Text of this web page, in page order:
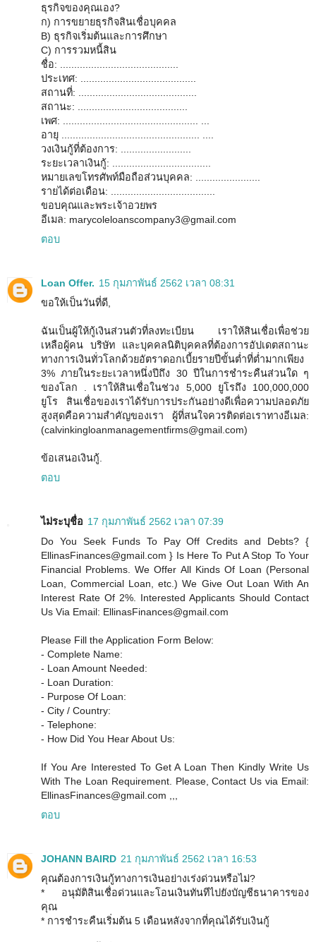
ธุรกิจของคุณเอง?
ก) การขยายธุรกิจสินเชื่อบุคคล
B) ธุรกิจเริ่มต้นและการศึกษา
C) การรวมหนี้สิน
ชื่อ: ..........................................
ประเทศ: .........................................
สถานที่: ..........................................
สถานะ: .......................................
เพศ: ................................................ ...
อายุ ................................................. ....
วงเงินกู้ที่ต้องการ: .........................
ระยะเวลาเงินกู้: ...................................
หมายเลขโทรศัพท์มือถือส่วนบุคคล: .......................
รายได้ต่อเดือน: .....................................
ขอบคุณและพระเจ้าอวยพร
อีเมล: marycoleloanscompany3@gmail.com
ตอบ
Loan Offer. 15 กุมภาพันธ์ 2562 เวลา 08:31
ขอให้เป็นวันที่ดี,
ฉันเป็นผู้ให้กู้เงินส่วนตัวที่ลงทะเบียน เราให้สินเชื่อเพื่อช่วย
เหลือผู้คน บริษัท และบุคคลนิติบุคคลที่ต้องการอัปเดตสถานะ
ทางการเงินทั่วโลกด้วยอัตราดอกเบี้ยรายปีขั้นต่ำที่ต่ำมากเพียง
3% ภายในระยะเวลาหนึ่งปีถึง 30 ปีในการชำระคืนส่วนใด ๆ
ของโลก . เราให้สินเชื่อในช่วง 5,000 ยูโรถึง 100,000,000
ยูโร สินเชื่อของเราได้รับการประกันอย่างดีเพื่อความปลอดภัย
สูงสุดคือความสำคัญของเรา ผู้ที่สนใจควรติดต่อเราทางอีเมล:
(calvinkingloanmanagementfirms@gmail.com)
ข้อเสนอเงินกู้.
ตอบ
ไม่ระบุชื่อ 17 กุมภาพันธ์ 2562 เวลา 07:39
Do You Seek Funds To Pay Off Credits and Debts? {
EllinasFinances@gmail.com } Is Here To Put A Stop To Your
Financial Problems. We Offer All Kinds Of Loan (Personal
Loan, Commercial Loan, etc.) We Give Out Loan With An
Interest Rate Of 2%. Interested Applicants Should Contact
Us Via Email: EllinasFinances@gmail.com
Please Fill the Application Form Below:
- Complete Name:
- Loan Amount Needed:
- Loan Duration:
- Purpose Of Loan:
- City / Country:
- Telephone:
- How Did You Hear About Us:
If You Are Interested To Get A Loan Then Kindly Write Us
With The Loan Requirement. Please, Contact Us via Email:
EllinasFinances@gmail.com ,,,
ตอบ
JOHANN BAIRD 21 กุมภาพันธ์ 2562 เวลา 16:53
คุณต้องการเงินกู้ทางการเงินอย่างเร่งด่วนหรือไม่?
* อนุมัติสินเชื่อด่วนและโอนเงินทันทีไปยังบัญชีธนาคารของ
คุณ
* การชำระคืนเริ่มต้น 5 เดือนหลังจากที่คุณได้รับเงินกู้